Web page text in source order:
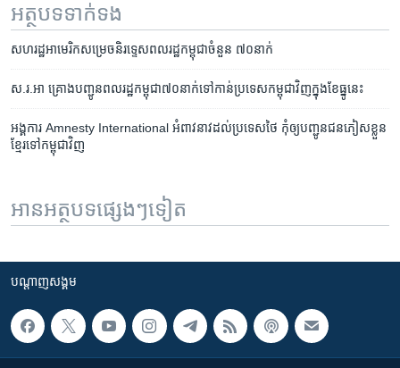
អត្ថបទ​ទាក់ទង
​សហរដ្ឋអាមេរិក​សម្រេច​និរទ្ទេស​ពល​រដ្ឋ​កម្ពុជា​ចំនួន​ ៧០​នាក់
ស.រ.អា ​គ្រោង​បញ្ជូន​ពល​រដ្ឋ​កម្ពុជា​៧០​នាក់​ទៅ​កាន់​ប្រទេស​កម្ពុជា​វិញក្នុង​ខែ​ធ្នូ​នេះ
អង្គការ Amnesty International អំពាវនាវ​ដល់​ប្រទេស​ថៃ កុំ​ឲ្យ​បញ្ជូន​ជន​ភៀសខ្លួន​
ខ្មែរ​ទៅ​កម្ពុជា​វិញ
អានអត្ថបទផ្សេងៗទៀត
បណ្តាញ​សង្គម